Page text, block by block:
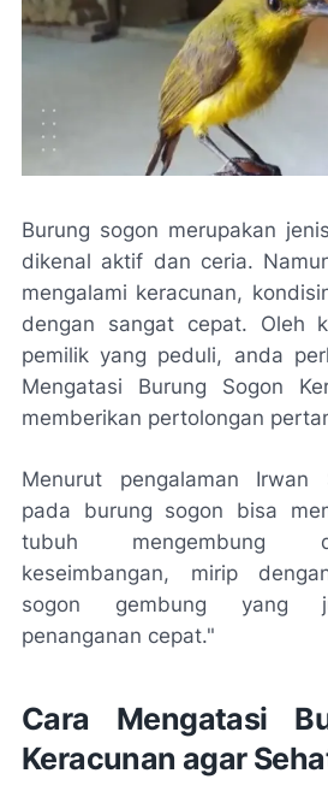
Burung sogon merupakan
dikenal aktif dan ceria.
mengalami keracunan,
dengan sangat cepat. Oleh
pemilik yang peduli, anda
Mengatasi Burung Sogon
memberikan pertolongan
Menurut pengalaman Irwan
pada burung sogon bisa
tubuh mengembung
keseimbangan, mirip
sogon gembung yang
penanganan cepat."
Cara Mengatasi
Keracunan agar